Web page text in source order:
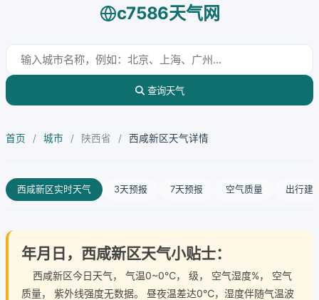
c7586天气网
查询天气
首页 / 城市 / 陕西省 / 西咸新区天气详情
西咸新区实时天气 3天预报 7天预报 空气质量 出行建
年月日，西咸新区天气小贴士：
西咸新区今日天气， 气温0~0℃， 级， 空气湿度%， 空气
质量， 紫外线强度无数据。 昼夜温差达0℃，湿度伴随气温波